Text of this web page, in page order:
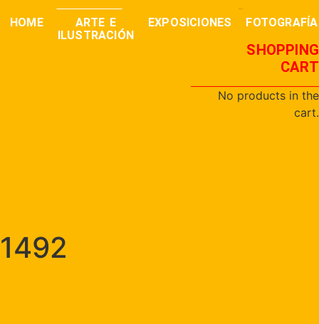
HOME
ARTE E
ILUSTRACIÓN
EXPOSICIONES FOTOGRAFÍA
buscar 0,00€
SHOPPING
CART
No products in the
cart.
1492